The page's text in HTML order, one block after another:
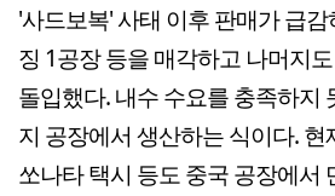
'사드보복' 사태 이후 판매가 급
징 1공장 등을 매각하고 나머지
돌입했다. 내수 수요를 충족하지
지 공장에서 생산하는 식이다.
쏘나타 택시 등도 중국 공장에서